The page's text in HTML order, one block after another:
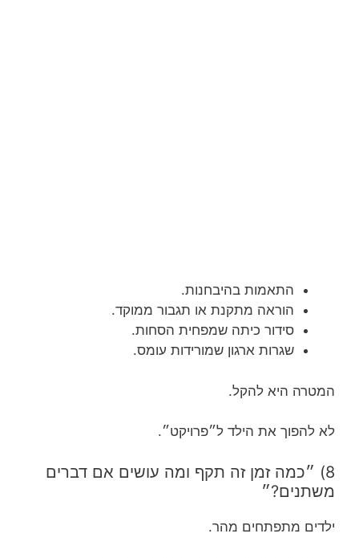
התאמות בהיבחנות.
הוראה מתקנת או תגבור ממוקד.
סידור כיתה שמפחית הסחות.
שגרות ארגון שמורידות עומס.
המטרה היא להקל.
לא להפוך את הילד ל״פרויקט״.
8) ״כמה זמן זה תקף ומה עושים אם דברים
משתנים?״
ילדים מתפתחים מהר.